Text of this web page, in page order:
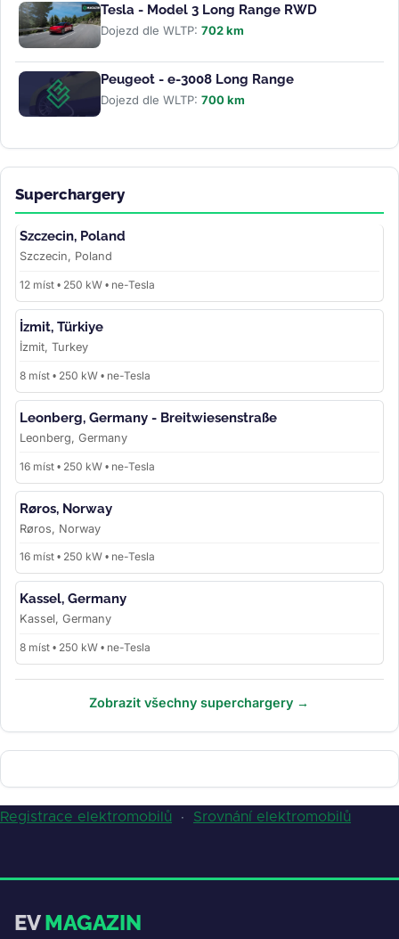
Tesla - Model 3 Long Range RWD
Dojezd dle WLTP: 702 km
Peugeot - e-3008 Long Range
Dojezd dle WLTP: 700 km
Superchargery
Szczecin, Poland
Szczecin, Poland
12 míst • 250 kW • ne-Tesla
İzmit, Türkiye
İzmit, Turkey
8 míst • 250 kW • ne-Tesla
Leonberg, Germany - Breitwiesenstraße
Leonberg, Germany
16 míst • 250 kW • ne-Tesla
Røros, Norway
Røros, Norway
16 míst • 250 kW • ne-Tesla
Kassel, Germany
Kassel, Germany
8 míst • 250 kW • ne-Tesla
Zobrazit všechny superchargery →
Registrace elektromobilů · Srovnání elektromobilů
EVMAGAZIN